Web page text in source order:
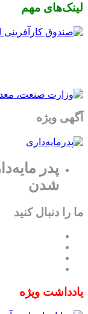
لینک‌های مهم
آگهی ویژه
پدر
شدن
ما را دنبال کنید
یادداشت ویژه